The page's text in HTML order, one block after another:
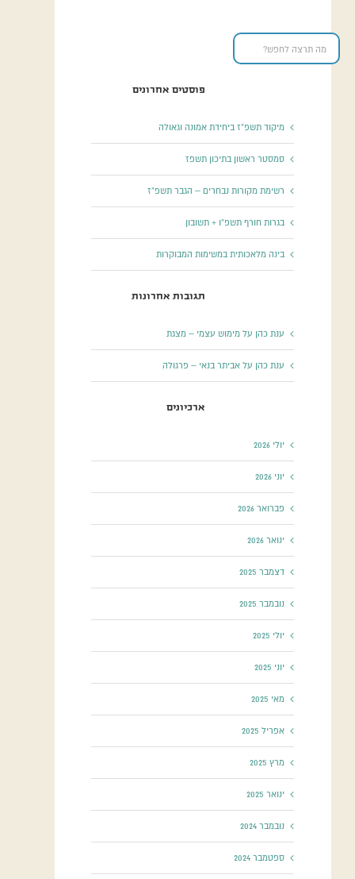
פוסטים אחרונים
מיקוד תשפ”ז ביחידת אמונה וגאולה
סמסטר ראשון בתיכון תשפז
רשימת מקורות נבחרים – הגבר תשפ”ז
בגרות חורף תשפ”ו + תשובון
בינה מלאכותית במשימות המבוקרות
תגובות אחרונות
ענת כהן על מימוש עצמי – מצגת
ענת כהן על אביתר בנאי – פרגולה
ארכיונים
יולי 2026
יוני 2026
פברואר 2026
ינואר 2026
דצמבר 2025
נובמבר 2025
יולי 2025
יוני 2025
מאי 2025
אפריל 2025
מרץ 2025
ינואר 2025
נובמבר 2024
ספטמבר 2024